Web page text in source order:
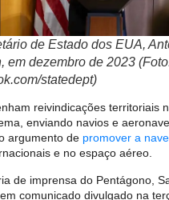
de Estado dos EUA,
em dezembro de 2023
statedept)
reivindicações territoriais
enviando navios e
argumento de promover a
e no espaço aéreo.
de imprensa do Pentágono,
comunicado divulgado na